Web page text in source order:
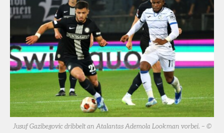
Jusuf Gazibegovic dribbelt an Atalantas Ademola Lookman vorbei. – ©